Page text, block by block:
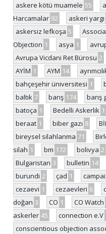
askere kötü muamele 55
Harcamalar 92 askeri yargı
askersiz lefkoşa 5
Objection 1 asya 1
Avrupa Vicdani Ret Bürosu 2
AYİM 1 AYM 14
bahçeşehir üniversitesi 1
baltık 7 barış 174 barış
batoça 1 Bedelli Askerlik
beraat 1 biber gazı 8
bireysel silahlanma 71
silah 1 bm 172 bolivya 2
Bulgaristan 3 bulletin 14
burundi 2 çad 1
cezaevi 1 cezaevleri 6
doğan 3 CO 1 CO Watch
askerler 45 connection e.V
conscientious objection